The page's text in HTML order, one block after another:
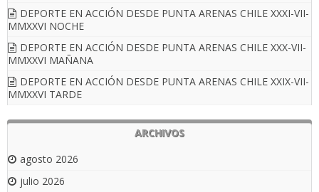
DEPORTE EN ACCIÓN DESDE PUNTA ARENAS CHILE XXXI-VII-
MMXXVI NOCHE
DEPORTE EN ACCIÓN DESDE PUNTA ARENAS CHILE XXX-VII-
MMXXVI MAÑANA
DEPORTE EN ACCIÓN DESDE PUNTA ARENAS CHILE XXIX-VII-
MMXXVI TARDE
ARCHIVOS
agosto 2026
julio 2026